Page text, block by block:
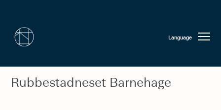
Language
Rubbestadneset Barnehage